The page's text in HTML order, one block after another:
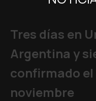
Tres días en
Argentina y
confirmado el
noviembre